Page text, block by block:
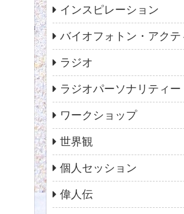
インスピレーション
バイオフォトン・アク
ラジオ
ラジオパーソナリティー
ワークショップ
世界観
個人セッション
偉人伝